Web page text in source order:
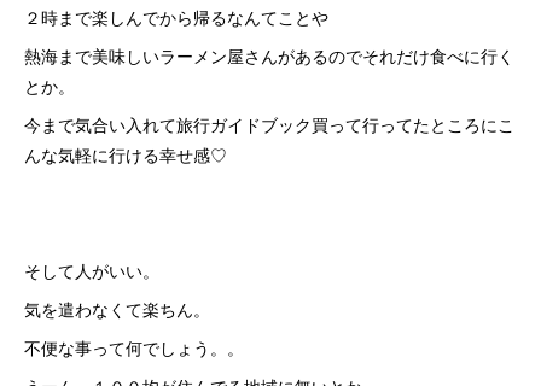
２時まで楽しんでから帰るなんてことや
熱海まで美味しいラーメン屋さんがあるのでそれだけ食べに行く
とか。
今まで気合い入れて旅行ガイドブック買って行ってたところにこ
んな気軽に行ける幸せ感♡
そして人がいい。
気を遣わなくて楽ちん。
不便な事って何でしょう。。